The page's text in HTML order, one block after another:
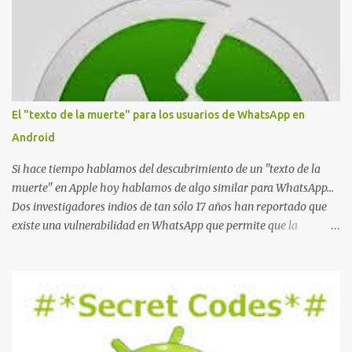
El "texto de la muerte" para los usuarios de WhatsApp en
Android
Si hace tiempo hablamos del descubrimiento de un "texto de la
muerte" en Apple hoy hablamos de algo similar para WhatsApp...
Dos investigadores indios de tan sólo 17 años han reportado que
existe una vulnerabilidad en WhatsApp que permite que la
La vulnerabilidad ha sido probada y funciona correctamente en la
mayoría de las versiones de Android y de WhatsApp incluyendo la
2.11.431 y 2.11.432. Sin embargo todavía no se ha probado en iOS y
Windows no parece ser vulnerable. Esto podría provocar que se